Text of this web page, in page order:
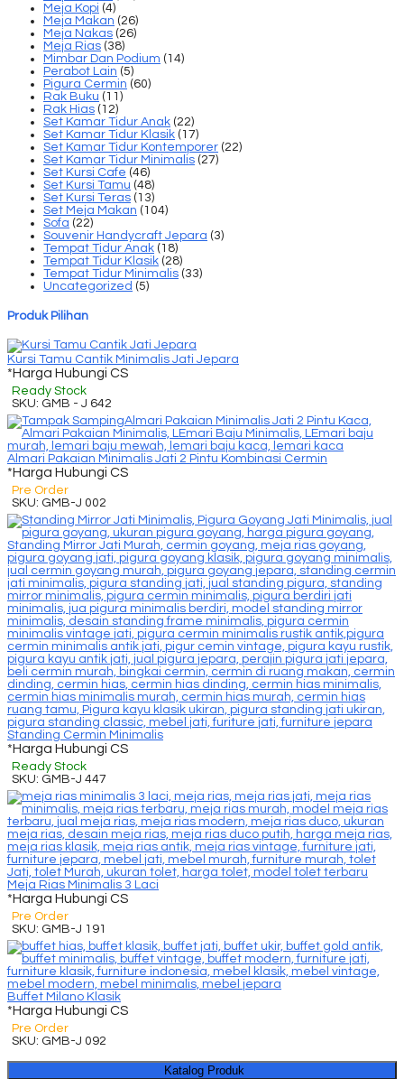
Meja Kopi (4)
Meja Makan (26)
Meja Nakas (26)
Meja Rias (38)
Mimbar Dan Podium (14)
Perabot Lain (5)
Pigura Cermin (60)
Rak Buku (11)
Rak Hias (12)
Set Kamar Tidur Anak (22)
Set Kamar Tidur Klasik (17)
Set Kamar Tidur Kontemporer (22)
Set Kamar Tidur Minimalis (27)
Set Kursi Cafe (46)
Set Kursi Tamu (48)
Set Kursi Teras (13)
Set Meja Makan (104)
Sofa (22)
Souvenir Handycraft Jepara (3)
Tempat Tidur Anak (18)
Tempat Tidur Klasik (28)
Tempat Tidur Minimalis (33)
Uncategorized (5)
Produk Pilihan
Kursi Tamu Cantik Minimalis Jati Jepara
*Harga Hubungi CS
Ready Stock
SKU: GMB - J 642
Almari Pakaian Minimalis Jati 2 Pintu Kombinasi Cermin
*Harga Hubungi CS
Pre Order
SKU: GMB-J 002
Standing Cermin Minimalis
*Harga Hubungi CS
Ready Stock
SKU: GMB-J 447
Meja Rias Minimalis 3 Laci
*Harga Hubungi CS
Pre Order
SKU: GMB-J 191
Buffet Milano Klasik
*Harga Hubungi CS
Pre Order
SKU: GMB-J 092
Katalog Produk